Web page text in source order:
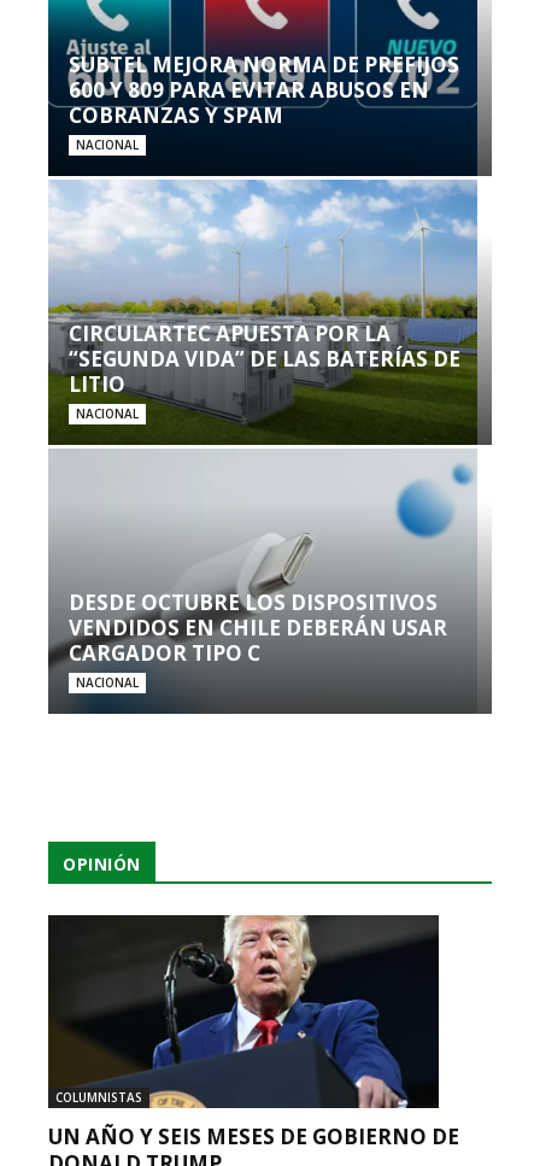
SUBTEL MEJORA NORMA DE PREFIJOS
600 Y 809 PARA EVITAR ABUSOS EN
COBRANZAS Y SPAM
NACIONAL
CIRCULARTEC APUESTA POR LA
“SEGUNDA VIDA” DE LAS BATERÍAS DE
LITIO
NACIONAL
DESDE OCTUBRE LOS DISPOSITIVOS
VENDIDOS EN CHILE DEBERÁN USAR
CARGADOR TIPO C
NACIONAL
OPINIÓN
COLUMNISTAS
UN AÑO Y SEIS MESES DE GOBIERNO DE